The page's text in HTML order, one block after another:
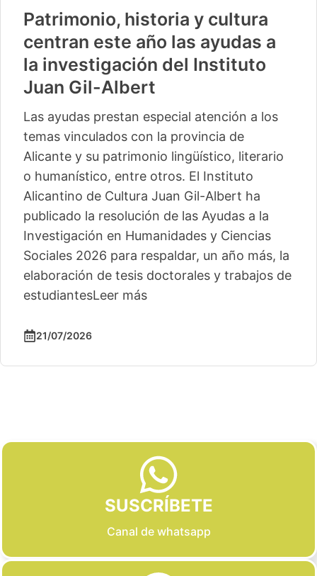
Patrimonio, historia y cultura
centran este año las ayudas a
la investigación del Instituto
Juan Gil-Albert
Las ayudas prestan especial atención a los
temas vinculados con la provincia de
Alicante y su patrimonio lingüístico, literario
o humanístico, entre otros. El Instituto
Alicantino de Cultura Juan Gil-Albert ha
publicado la resolución de las Ayudas a la
Investigación en Humanidades y Ciencias
Sociales 2026 para respaldar, un año más, la
elaboración de tesis doctorales y trabajos de
estudiantesLeer más
21/07/2026
SUSCRÍBETE
Canal de whatsapp